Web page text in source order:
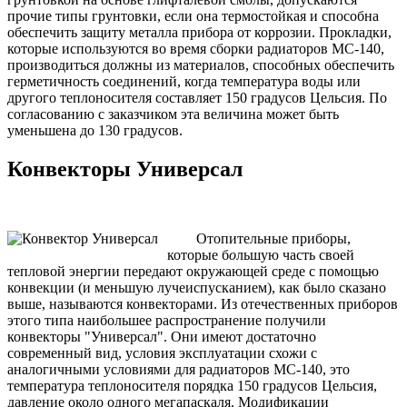
прочие типы грунтовки, если она термостойкая и способна
обеспечить защиту металла прибора от коррозии. Прокладки,
которые используются во время сборки радиаторов МС-140,
производиться должны из материалов, способных обеспечить
герметичность соединений, когда температура воды или
другого теплоносителя составляет 150 градусов Цельсия. По
согласованию с заказчиком эта величина может быть
уменьшена до 130 градусов.
Конвекторы Универсал
Отопительные приборы,
которые большую часть своей
тепловой энергии передают окружающей среде с помощью
конвекции (и меньшую лучеиспусканием), как было сказано
выше, называются конвекторами. Из отечественных приборов
этого типа наибольшее распространение получили
конвекторы "Универсал". Они имеют достаточно
современный вид, условия эксплуатации схожи с
аналогичными условиями для радиаторов МС-140, это
температура теплоносителя порядка 150 градусов Цельсия,
давление около одного мегапаскаля. Модификации